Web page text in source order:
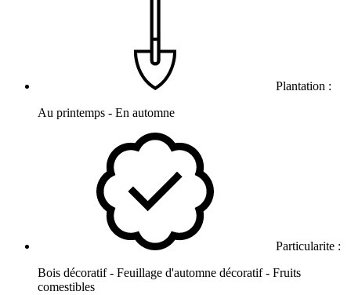
Plantation :
Au printemps - En automne
Particularite :
Bois décoratif - Feuillage d'automne décoratif - Fruits
comestibles